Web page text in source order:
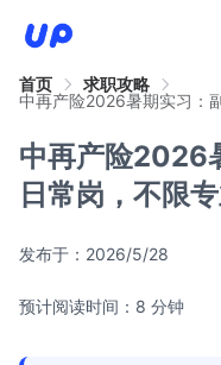
首页
求职攻略
中再产险2026暑期实习：
中再产险2026
日常岗，不限
发布于： 2026/5/28
预计阅读时间：8 分钟